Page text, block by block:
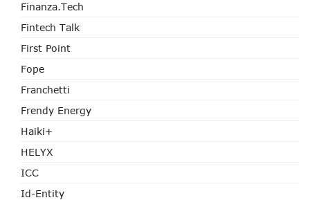
Finanza.tech
Fintech Talk
First Point
Fope
Franchetti
Frendy Energy
Haiki+
HELYX
ICC
Id-Entity